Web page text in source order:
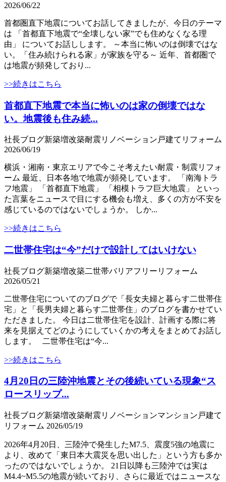
2026/06/22
首都圏直下地震についてお話してきましたが、今日のテーマ
は 「首都直下地震で“全壊しない家”でも住めなくなる理
由」 についてお話しします。 ～本当に怖いのは倒壊ではな
い。「住み続けられる家」が家族を守る～ 近年、首都圏で
は地震が頻発しており...
>>続きはこちら
首都直下地震で本当に怖いのは家の倒壊ではな
い。地震後も住み続...
社長ブログ新築増改築耐震 リノベーション 戸建て リフォーム
2026/06/19
横浜・湘南・東京エリアで今こそ考えたい耐震・制震リフォ
ーム 最近、日本各地で地震が頻発しています。 「南海トラ
フ地震」 「首都直下地震」 「相模トラフ巨大地震」 といっ
た言葉をニュースで目にする機会も増え、多くの方が不安を
感じているのではないでしょうか。 しか...
>>続きはこちら
二世帯住宅は“今”だけで設計してはいけない
社長ブログ新築増改築二世帯バリアフリー リフォーム
2026/05/21
二世帯住宅についてのブログで「長女夫婦と暮らす二世帯住
宅」と「長男夫婦と暮らす二世帯住」のブログを書かせてい
ただきました。 今日は二世帯住宅を設計、計画する際に将
来を見据えてどのようにしていくかの考えをまとめてお話し
します。 二世帯住宅は“今...
>>続きはこちら
4月20日の三陸沖地震とその後続いている現象“ス
ロースリップ...
社長ブログ新築増改築耐震 リノベーションマンション 戸建て
リフォーム 2026/05/19
2026年4月20日、三陸沖で発生したM7.5、震度5強の地震に
より、改めて「東日本大震災を思い出した」という方も多か
ったのではないでしょうか。 21日以降も三陸沖では実は
M4.4~M5.5の地震が続いており、さらに最近ではニュースな